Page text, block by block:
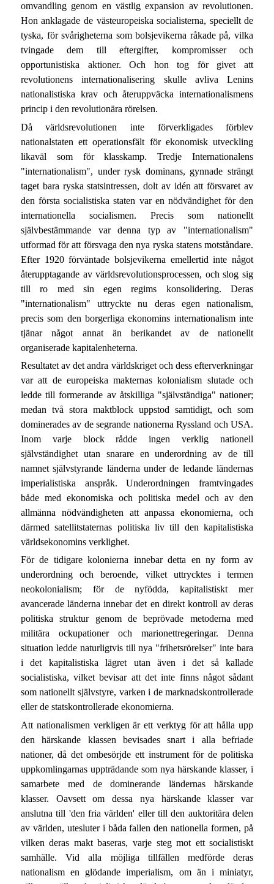
omvandling genom en västlig expansion av revolutionen.
Hon anklagade de västeuropeiska socialisterna, speciellt de
tyska, för svårigheterna som bolsjevikerna råkade på, vilka
tvingade dem till eftergifter, kompromisser och
opportunistiska aktioner. Och hon tog för givet att
revolutionens internationalisering skulle avliva Lenins
nationalistiska krav och återuppväcka internationalismens
princip i den revolutionära rörelsen.
Då världsrevolutionen inte förverkligades förblev
nationalstaten ett operationsfält för ekonomisk utveckling
likaväl som för klasskamp. Tredje Internationalens
"internationalism", under rysk dominans, gynnade strängt
taget bara ryska statsintressen, dolt av idén att försvaret av
den första socialistiska staten var en nödvändighet för den
internationella socialismen. Precis som nationellt
självbestämmande var denna typ av "internationalism"
utformad för att försvaga den nya ryska statens motståndare.
Efter 1920 förväntade bolsjevikerna emellertid inte något
återupptagande av världsrevolutionsprocessen, och slog sig
till ro med sin egen regims konsolidering. Deras
"internationalism" uttryckte nu deras egen nationalism,
precis som den borgerliga ekonomins internationalism inte
tjänar något annat än berikandet av de nationellt
organiserade kapitalenheterna.
Resultatet av det andra världskriget och dess efterverkningar
var att de europeiska makternas kolonialism slutade och
ledde till formerande av åtskilliga "självständiga" nationer;
medan två stora maktblock uppstod samtidigt, och som
dominerades av de segrande nationerna Ryssland och USA.
Inom varje block rådde ingen verklig nationell
självständighet utan snarare en underordning av de till
namnet självstyrande länderna under de ledande ländernas
imperialistiska anspråk. Underordningen framtvingades
både med ekonomiska och politiska medel och av den
allmänna nödvändigheten att anpassa ekonomierna, och
därmed satellitstaternas politiska liv till den kapitalistiska
världsekonomins verklighet.
För de tidigare kolonierna innebar detta en ny form av
underordning och beroende, vilket uttrycktes i termen
neokolonialism; för de nyfödda, kapitalistiskt mer
avancerade länderna innebar det en direkt kontroll av deras
politiska struktur genom de beprövade metoderna med
militära ockupationer och marionettregeringar. Denna
situation ledde naturligtvis till nya "frihetsrörelser" inte bara
i det kapitalistiska lägret utan även i det så kallade
socialistiska, vilket bevisar att det inte finns något sådant
som nationellt självstyre, varken i de marknadskontrollerade
eller de statskontrollerade ekonomierna.
Att nationalismen verkligen är ett verktyg för att hålla upp
den härskande klassen bevisades snart i alla befriade
nationer, då det ombesörjde ett instrument för de politiska
uppkomlingarnas uppträdande som nya härskande klasser, i
samarbete med de dominerande ländernas härskande
klasser. Oavsett om dessa nya härskande klasser var
anslutna till 'den fria världen' eller till den auktoritära delen
av världen, utesluter i båda fallen den nationella formen, på
vilken deras makt baseras, varje steg mot ett socialistiskt
samhälle. Vid alla möjliga tillfällen medförde deras
nationalism en glödande imperialism, om än i miniatyr,